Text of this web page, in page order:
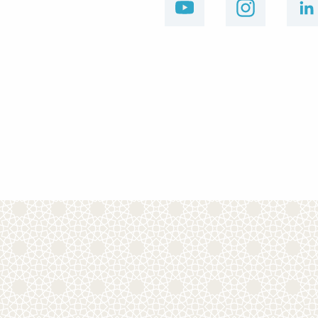
linkedin
instagram
youtube